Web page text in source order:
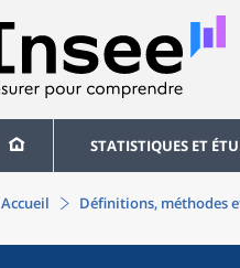
STATISTIQUES ET
Accueil Définitions, méthodes